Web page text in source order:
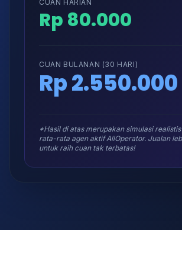
CUAN HARIAN
Rp 80.000
CUAN BULANAN (30 HARI)
Rp 2.550.000
*Hasil di atas merupakan simulasi
rata-rata agen aktif AllOperator. Jualan
untuk raih cuan tak terbatas!